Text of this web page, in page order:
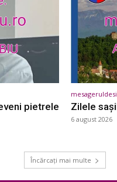
pietrele
Zilele
6 august 2026
Încărcați mai multe